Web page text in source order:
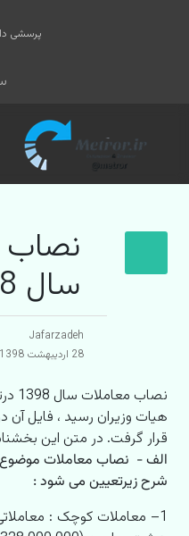
پرسشی
نصاب
سال 1398
Jafarzadeh
28 ارديبهشت 1398
نصاب معاملات سال 1398 درتاریخ
هیات وزیران رسید ، فایل آن
قرار گرفت. در متن این
شرح زیرتعیین می شود :
1– معاملات کوچک :